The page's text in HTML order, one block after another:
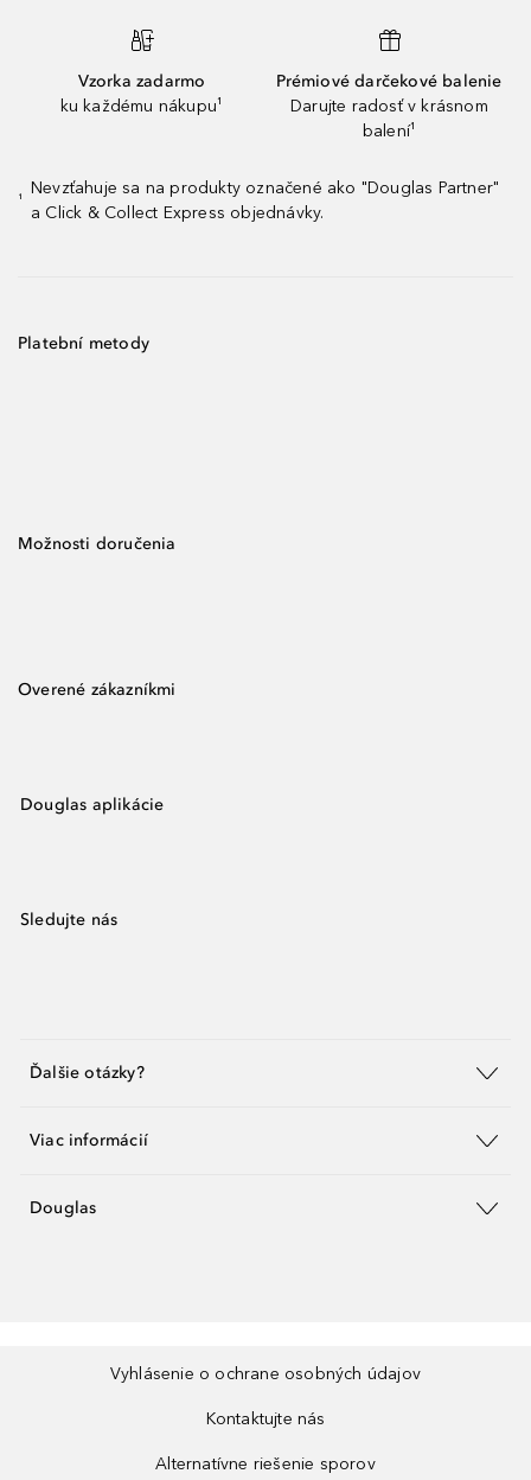
Vzorka zadarmo
ku každému nákupu¹
Prémiové darčekové balenie
Darujte radosť v krásnom
balení¹
¹
Nevzťahuje sa na produkty označené ako "Douglas Partner"
a Click & Collect Express objednávky.
Platební metody
Možnosti doručenia
Overené zákazníkmi
Douglas aplikácie
Sledujte nás
Ďalšie otázky?
Viac informácií
Douglas
Vyhlásenie o ochrane osobných údajov
Kontaktujte nás
Alternatívne riešenie sporov